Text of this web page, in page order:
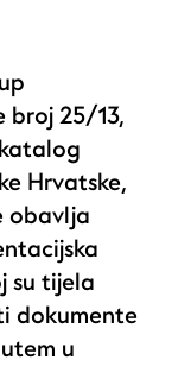
broj 25/13,
Hrvatske,
obavlja
su tijela
dokumente
u